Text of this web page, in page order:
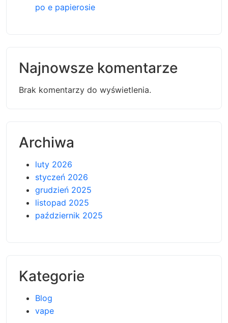
po e papierosie
Najnowsze komentarze
Brak komentarzy do wyświetlenia.
Archiwa
luty 2026
styczeń 2026
grudzień 2025
listopad 2025
październik 2025
Kategorie
Blog
vape